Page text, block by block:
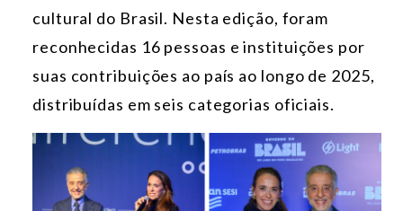
cultural do Brasil. Nesta edição, foram
reconhecidas 16 pessoas e instituições por
suas contribuições ao país ao longo de 2025,
distribuídas em seis categorias oficiais.